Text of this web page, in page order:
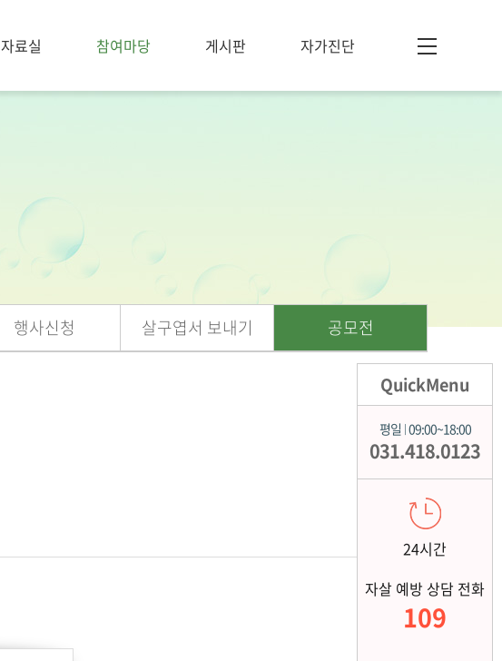
자료실 참여마당 게시판 자가진단
행사신청 살구엽서 보내기 공모전
QuickMenu
평일 | 09:00~18:00
031.418.0123
24시간
자살 예방 상담 전화
109